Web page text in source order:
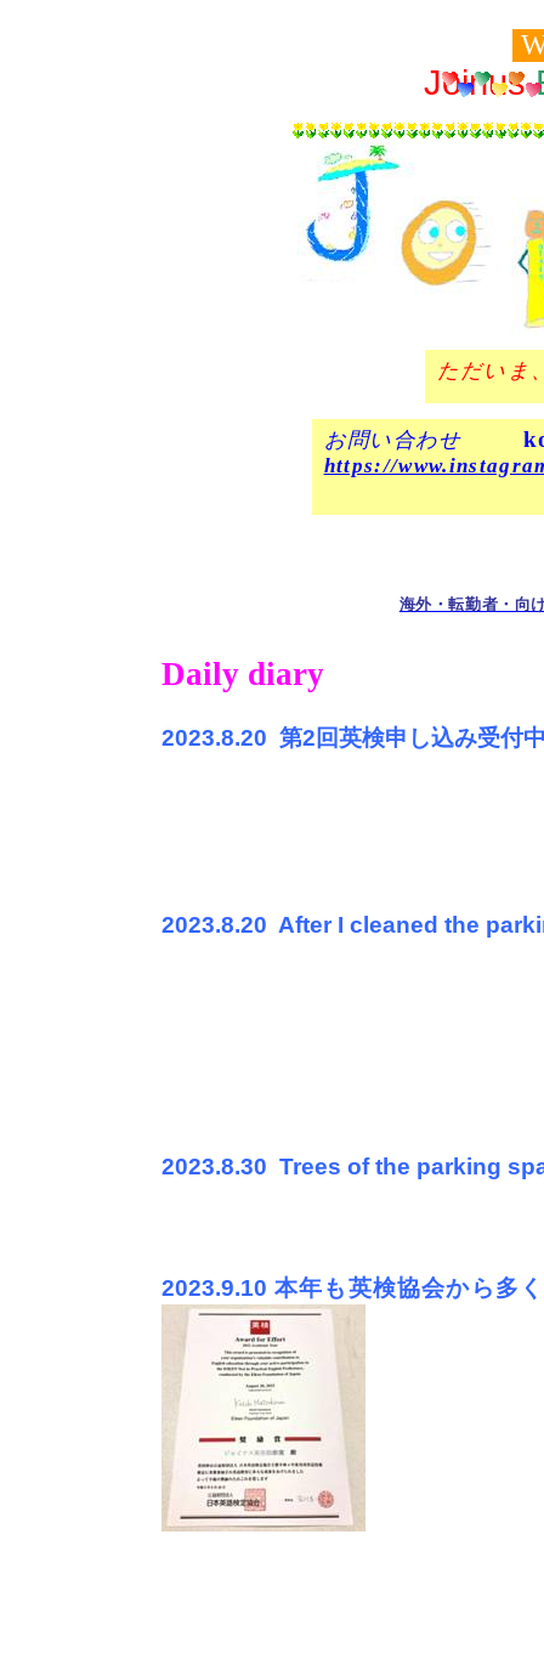
Joinus
ただいま
お問い合わせ
https://
海外・転勤者・向
Daily diary・
2023.8.20 第2 回英検申し込み受付
2023.8.20 After I cleaned the
2023.8.30 Trees of the parking
2023.9.10 本年も英検協会から多